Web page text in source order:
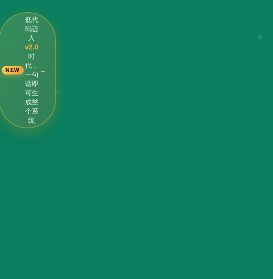
NEW
低代
码迈
入
v2.0
时
代，
一句
话即
可生
成整
个系
统
→